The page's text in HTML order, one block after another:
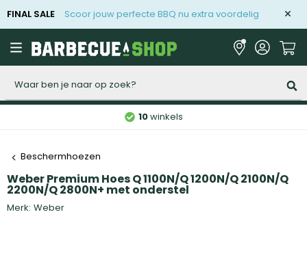
FINAL SALE Scoor jouw perfecte BBQ nu extra voordelig
10winkels
Beschermhoezen
Weber Premium Hoes Q 1100N/Q 1200N/Q 2100N/Q
2200N/Q 2800N+ met onderstel
Merk: Weber